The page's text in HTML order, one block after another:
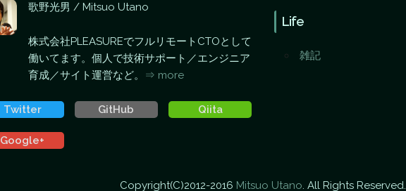
歌野光男 / Mitsuo Utano
株式会社PLEASUREでフルリモートCTOとして
働いてます。個人で技術サポート／エンジニア
育成／サイト運営など。
⇒ more
Twitter GitHub Qiita
Google+
Life
雑記
Copyright(C)2012-2016 Mitsuo Utano. All Rights Reserved.